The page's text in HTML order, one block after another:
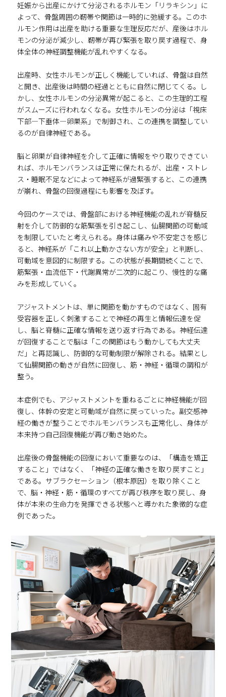
妊娠から出産にかけて分泌されるホルモン「リラキシン」に
よって、骨盤周囲の靭帯や関節は一時的に弛緩する。このホ
ルモン作用は出産を助ける重要な生理反応だが、産後はホル
モンの分泌が減少し、靭帯が再び緊張を取り戻す過程で、身
体全体の神経調整機能が乱れやすくなる。
出産時、女性ホルモンが正しく機能していれば、骨盤は自然
と開き、出産後は時間の経過とともに自然に閉じてくる。し
かし、女性ホルモンの分泌異常が起こると、この生理的工程
がスムーズに行われなくなる。女性ホルモンの分泌は「視床
下部—下垂体—卵巣系」で制御され、この連携を調整してい
るのが自律神経である。
脳と卵巣が自律神経を介して正確に情報をやり取りできてい
れば、ホルモンバランスは正常に保たれるが、出産・ストレ
ス・睡眠不足などによって神経系が過緊張すると、この連携
が崩れ、骨盤の回復過程にも影響を及ぼす。
今回のケースでは、骨盤部における神経機能の乱れが脊髄反
射を介して防御的な筋緊張を引き起こし、仙腸関節の可動域
を制限していたと考えられる。身体は痛みや不安定さを感じ
ると、神経系が「これ以上動かさない方が安全」と判断し、
可動域を意図的に制限する。この状態が長期間続くことで、
筋緊張・血流低下・代謝異常が二次的に起こり、慢性的な痛
みを形成していく。
アジャストメントは、単に関節を動かすものではなく、固有
受容器を正しく刺激することで神経の再生と情報伝達を促
し、脳と脊髄に正確な情報を送り返す行為である。神経伝達
が回復することで脳は「この関節はもう動かしても大丈夫
だ」と再認識し、防御的な可動制限が解除される。結果とし
て仙腸関節の動きが自然に回復し、筋・神経・循環の調和が
整う。
本症例でも、アジャストメントを重ねるごとに神経機能が回
復し、体幹の安定と可動域が自然に戻っていった。副交感神
経の働きが整うことでホルモンバランスも正常化し、身体が
本来持つ自己回復機能が再び動き始めた。
出産後の骨盤機能の回復において重要なのは、「構造を矯正
すること」ではなく、「神経の正確な働きを取り戻すこと」
である。サブラクセーション（根本原因）を取り除くこと
で、脳・神経・筋・循環のすべてが再び秩序を取り戻し、身
体が本来の生命力を発揮できる状態へと導かれた象徴的な症
例であった。